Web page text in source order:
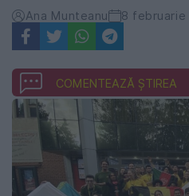
Ana Munteanu 8 februarie
COMENTEAZĂ ȘTIREA